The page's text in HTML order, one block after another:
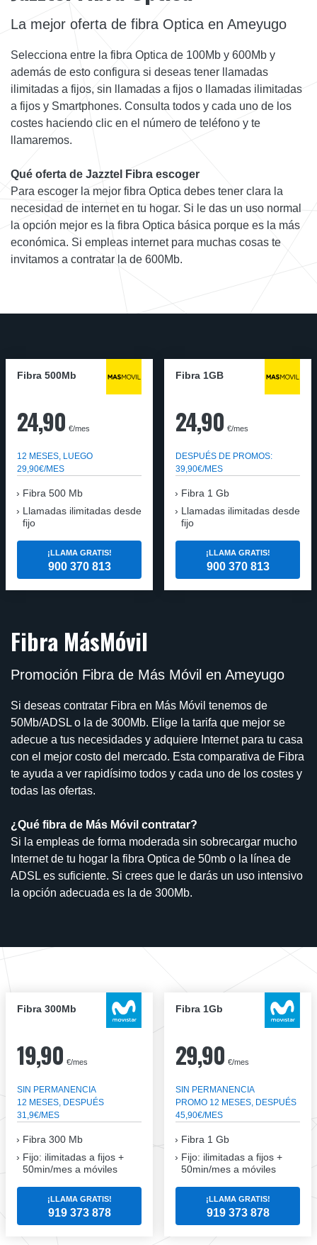
La mejor oferta de fibra Optica en Ameyugo
Selecciona entre la fibra Optica de 100Mb y 600Mb y
además de esto configura si deseas tener llamadas
ilimitadas a fijos, sin llamadas a fijos o llamadas ilimitadas
a fijos y Smartphones. Consulta todos y cada uno de los
costes haciendo clic en el número de teléfono y te
llamaremos.
Qué oferta de Jazztel Fibra escoger
Para escoger la mejor fibra Optica debes tener clara la
necesidad de internet en tu hogar. Si le das un uso normal
la opción mejor es la fibra Optica básica porque es la más
económica. Si empleas internet para muchas cosas te
invitamos a contratar la de 600Mb.
Fibra 500Mb
24,90 €/mes
12 MESES, LUEGO
29,90€/MES
Fibra 500 Mb
Llamadas ilimitadas desde
fijo
¡LLAMA GRATIS!
900 370 813
Fibra 1GB
24,90 €/mes
DESPUÉS DE PROMOS:
39,90€/MES
Fibra 1 Gb
Llamadas ilimitadas desde
fijo
¡LLAMA GRATIS!
900 370 813
Fibra MásMóvil
Promoción Fibra de Más Móvil en Ameyugo
Si deseas contratar Fibra en Más Móvil tenemos de
50Mb/ADSL o la de 300Mb. Elige la tarifa que mejor se
adecue a tus necesidades y adquiere Internet para tu casa
con el mejor costo del mercado. Esta comparativa de Fibra
te ayuda a ver rapidísimo todos y cada uno de los costes y
todas las ofertas.
¿Qué fibra de Más Móvil contratar?
Si la empleas de forma moderada sin sobrecargar mucho
Internet de tu hogar la fibra Optica de 50mb o la línea de
ADSL es suficiente. Si crees que le darás un uso intensivo
la opción adecuada es la de 300Mb.
Fibra 300Mb
19,90 €/mes
SIN PERMANENCIA
12 MESES, DESPUÉS
31,9€/MES
Fibra 300 Mb
Fijo: ilimitadas a fijos +
50min/mes a móviles
¡LLAMA GRATIS!
919 373 878
Fibra 1Gb
29,90 €/mes
SIN PERMANENCIA
PROMO 12 MESES, DESPUÉS
45,90€/MES
Fibra 1 Gb
Fijo: ilimitadas a fijos +
50min/mes a móviles
¡LLAMA GRATIS!
919 373 878